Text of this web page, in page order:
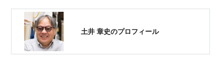
土井 章史のプロフィール